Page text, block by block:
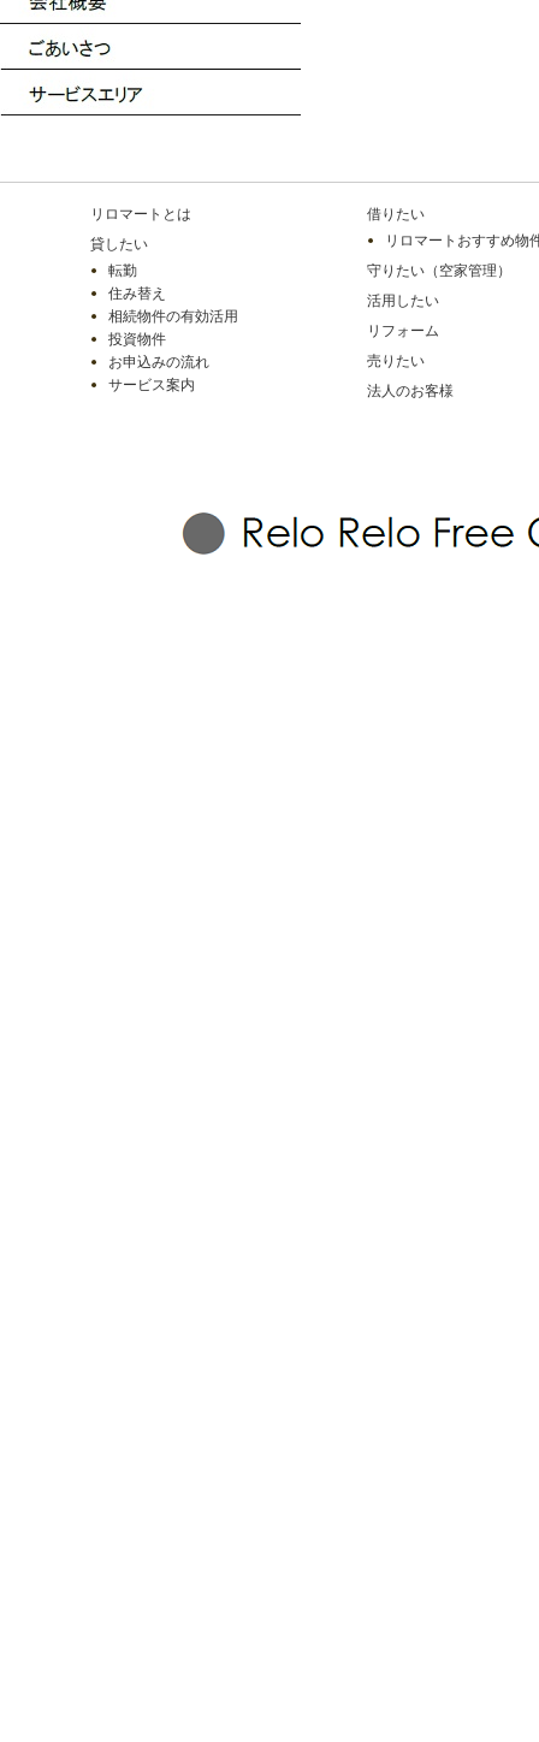
リロマートとは
貸したい
転勤
住み替え
相続物件の有効活用
投資物件
お申込みの流れ
サービス案内
借りたい
リロマートおすすめ物
守りたい（空家管理）
活用したい
リフォーム
売りたい
法人のお客様